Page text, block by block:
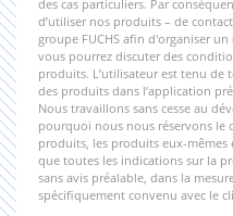
des cas particuliers. Par
d’utiliser nos produits – de
groupe FUCHS afin d'organiser
vous pourrez discuter des
produits. L’utilisateur est tenu
des produits dans l’application
Nous travaillons sans cesse au
pourquoi nous nous réservons le
produits, les produits eux-mêmes
que toutes les indications sur la
sans avis préalable, dans la
spécifiquement convenu avec le